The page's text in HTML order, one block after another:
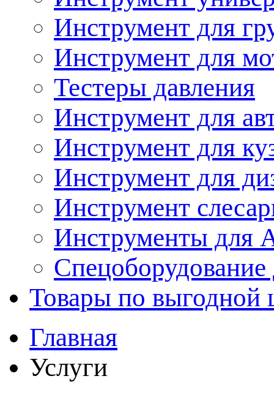
Инструмент для
Инструмент для
Тестеры давления
Инструмент для
Инструмент для
Инструмент для
Инструмент
Инструменты
Спецоборудование
Товары по выгодной
Главная
Услуги